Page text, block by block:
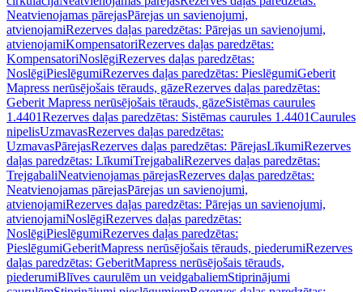
Neatvienojamas pārejasPārejas un savienojumi,
atvienojamiRezerves daļas paredzētas: Pārejas un savienojumi,
atvienojamiKompensatoriRezerves daļas paredzētas:
KompensatoriNoslēgiRezerves daļas paredzētas:
NoslēgiPieslēgumiRezerves daļas paredzētas: PieslēgumiGeberit
Mapress nerūsējošais tērauds, gāzeRezerves daļas paredzētas:
Geberit Mapress nerūsējošais tērauds, gāzeSistēmas caurules
1.4401Rezerves daļas paredzētas: Sistēmas caurules 1.4401Caurules
nipelisUzmavasRezerves daļas paredzētas:
UzmavasPārejasRezerves daļas paredzētas: PārejasLīkumiRezerves
daļas paredzētas: LīkumiTrejgabaliRezerves daļas paredzētas:
TrejgabaliNeatvienojamas pārejasRezerves daļas paredzētas:
Neatvienojamas pārejasPārejas un savienojumi,
atvienojamiRezerves daļas paredzētas: Pārejas un savienojumi,
atvienojamiNoslēgiRezerves daļas paredzētas:
NoslēgiPieslēgumiRezerves daļas paredzētas:
PieslēgumiGeberitMapress nerūsējošais tērauds, piederumiRezerves
daļas paredzētas: GeberitMapress nerūsējošais tērauds,
piederumiBlīves caurulēm un veidgabaliemStiprinājumi